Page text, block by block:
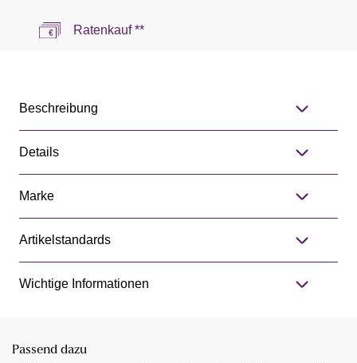
Ratenkauf **
Beschreibung
Details
Marke
Artikelstandards
Wichtige Informationen
Passend dazu